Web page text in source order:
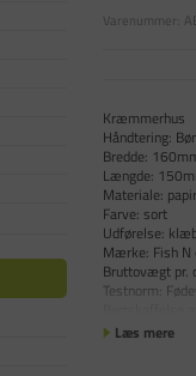
Varenummer:
Kræmmerhus
Håndtering:
Bredde:
Længde:
Materiale: papir
Farve: sort
Udførelse:
Mærke: Fish N
Bruttovægt pr.
Testnorm:
Læs mere